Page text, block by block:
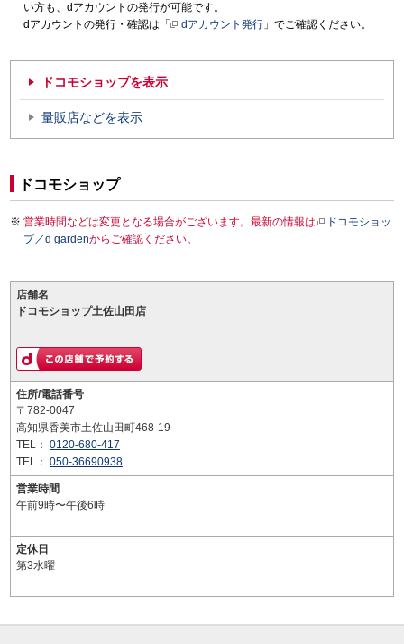
い方も、dアカウントの発行が可能です。
dアカウントの発行・確認は「
dアカウント発行 」でご確認ください。
ドコモショップを表示
量販店などを表示
ドコモショップ
営業時間などは変更となる場合がございます。最新の情報は
ドコモショッ
プ／d gardenからご確認ください。
店舗名
ドコモショップ土佐山田店
住所/電話番号
〒782-0047
高知県香美市土佐山田町468-19
TEL： 0120-680-417
TEL： 050-36690938
営業時間
午前9時〜午後6時
定休日
第3水曜